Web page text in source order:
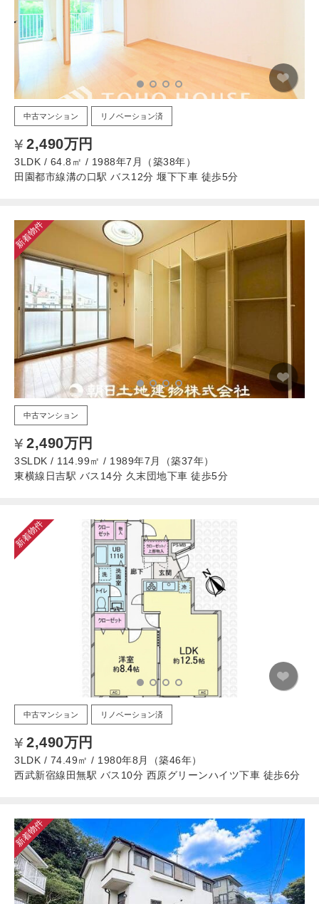
中古マンション リノベーション済
2,490万円
3LDK / 64.8㎡ / 1988年7月（築38年）
田園都市線溝の口駅 バス12分 堰下下車 徒歩5分
新着物件
中古マンション
2,490万円
3SLDK / 114.99㎡ / 1989年7月（築37年）
東横線日吉駅 バス14分 久末団地下車 徒歩5分
新着物件
中古マンション リノベーション済
2,490万円
3LDK / 74.49㎡ / 1980年8月（築46年）
西武新宿線田無駅 バス10分 西原グリーンハイツ下車 徒歩6分
新着物件